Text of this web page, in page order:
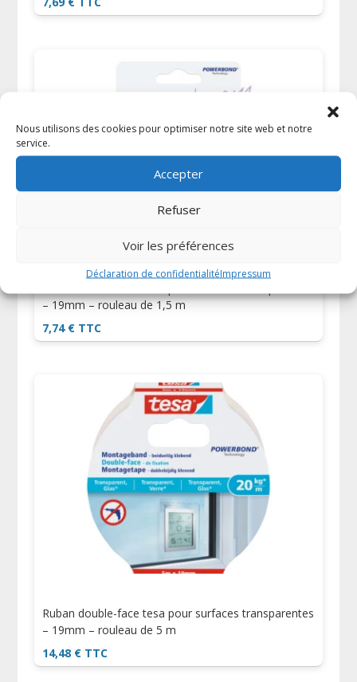
Nous utilisons des cookies pour optimiser notre site web et notre
service.
Accepter
Refuser
Voir les préférences
Déclaration de confidentialitéImpressum
– 19mm – rouleau de 1,5 m
7,74 € TTC
Ruban double-face tesa pour surfaces transparentes
– 19mm – rouleau de 5 m
14,48 € TTC